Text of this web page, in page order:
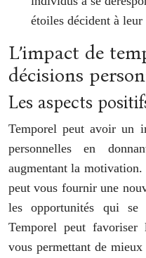
étoiles décident à leur
L’impact de
décisions
Les aspects
Temporel peut avoir un
personnelles en
augmentant la motivation.
peut vous fournir une
les opportunités qui se
Temporel peut favoriser
vous permettant de